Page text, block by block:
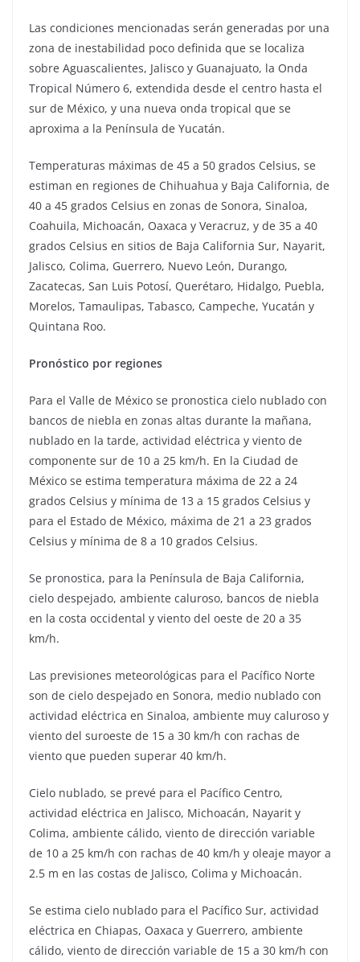
Las condiciones mencionadas serán generadas por una
zona de inestabilidad poco definida que se localiza
sobre Aguascalientes, Jalisco y Guanajuato, la Onda
Tropical Número 6, extendida desde el centro hasta el
sur de México, y una nueva onda tropical que se
aproxima a la Península de Yucatán.
Temperaturas máximas de 45 a 50 grados Celsius, se
estiman en regiones de Chihuahua y Baja California, de
40 a 45 grados Celsius en zonas de Sonora, Sinaloa,
Coahuila, Michoacán, Oaxaca y Veracruz, y de 35 a 40
grados Celsius en sitios de Baja California Sur, Nayarit,
Jalisco, Colima, Guerrero, Nuevo León, Durango,
Zacatecas, San Luis Potosí, Querétaro, Hidalgo, Puebla,
Morelos, Tamaulipas, Tabasco, Campeche, Yucatán y
Quintana Roo.
Pronóstico por regiones
Para el Valle de México se pronostica cielo nublado con
bancos de niebla en zonas altas durante la mañana,
nublado en la tarde, actividad eléctrica y viento de
componente sur de 10 a 25 km/h. En la Ciudad de
México se estima temperatura máxima de 22 a 24
grados Celsius y mínima de 13 a 15 grados Celsius y
para el Estado de México, máxima de 21 a 23 grados
Celsius y mínima de 8 a 10 grados Celsius.
Se pronostica, para la Península de Baja California,
cielo despejado, ambiente caluroso, bancos de niebla
en la costa occidental y viento del oeste de 20 a 35
km/h.
Las previsiones meteorológicas para el Pacífico Norte
son de cielo despejado en Sonora, medio nublado con
actividad eléctrica en Sinaloa, ambiente muy caluroso y
viento del suroeste de 15 a 30 km/h con rachas de
viento que pueden superar 40 km/h.
Cielo nublado, se prevé para el Pacífico Centro,
actividad eléctrica en Jalisco, Michoacán, Nayarit y
Colima, ambiente cálido, viento de dirección variable
de 10 a 25 km/h con rachas de 40 km/h y oleaje mayor a
2.5 m en las costas de Jalisco, Colima y Michoacán.
Se estima cielo nublado para el Pacífico Sur, actividad
eléctrica en Chiapas, Oaxaca y Guerrero, ambiente
cálido, viento de dirección variable de 15 a 30 km/h con